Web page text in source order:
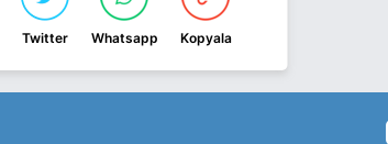
Twitter Whatsapp Kopyala